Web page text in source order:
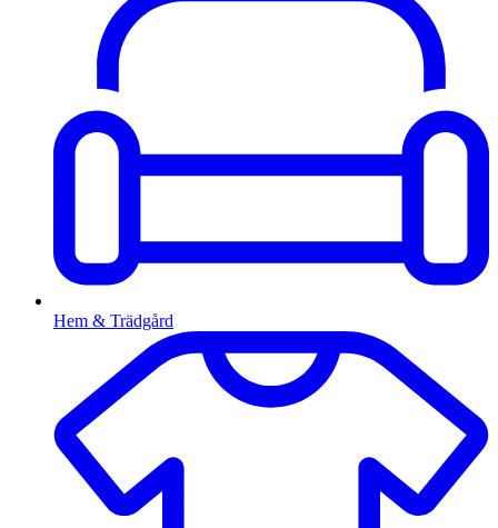
Hem & Trädgård